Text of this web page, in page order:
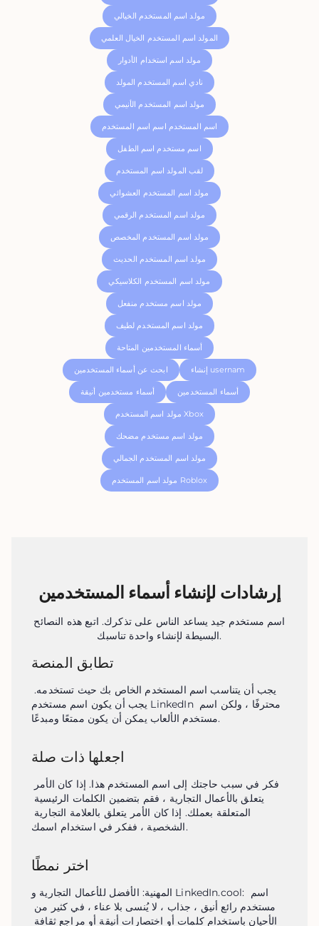
مولد اسم المستخدم الخيالي
المولد اسم المستخدم الخيال العلمي
مولد اسم استخدام الأدوار
نادي اسم المستخدم المولد
مولد اسم المستخدم الأنيمي
اسم المستخدم اسم اسم المستخدم
اسم مستخدم اسم الطفل
لقب المولد اسم المستخدم
مولد اسم المستخدم العشوائي
مولد اسم المستخدم الرقمي
مولد اسم المستخدم المخصص
مولد اسم المستخدم الحديث
مولد اسم المستخدم الكلاسيكي
مولد اسم مستخدم منفعل
مولد اسم المستخدم لطيف
أسماء المستخدمين المتاحة
ابحث عن أسماء المستخدمين إنشاء usernam
أسماء مستخدمين أنيقة أسماء المستخدمين
مولد اسم المستخدم Xbox
مولد اسم مستخدم مضحك
مولد اسم المستخدم الجمالي
مولد اسم المستخدم Roblox
إرشادات لإنشاء أسماء المستخدمين
اسم مستخدم جيد يساعد الناس على تذكرك. اتبع هذه النصائح
البسيطة لإنشاء واحدة تناسبك.
تطابق المنصة
يجب أن يتناسب اسم المستخدم الخاص بك حيث تستخدمه.
يجب أن يكون اسم مستخدم LinkedIn محترفًا ، ولكن اسم
مستخدم الألعاب يمكن أن يكون ممتعًا ومبدعًا.
اجعلها ذات صلة
الشخصية ، ففكر في استخدام اسمك.
اختر نمطًا
المهنية: الأفضل للأعمال التجارية و LinkedIn.cool: اسم